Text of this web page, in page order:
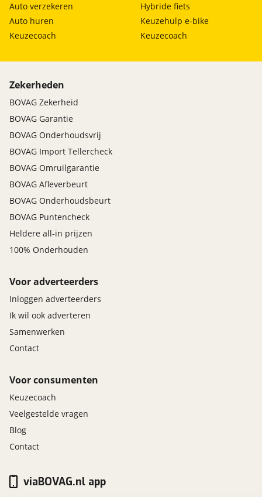
Auto verzekeren
Auto huren
Keuzecoach
Hybride fiets
Keuzehulp e-bike
Keuzecoach
Zekerheden
BOVAG Zekerheid
BOVAG Garantie
BOVAG Onderhoudsvrij
BOVAG Import Tellercheck
BOVAG Omruilgarantie
BOVAG Afleverbeurt
BOVAG Onderhoudsbeurt
BOVAG Puntencheck
Heldere all-in prijzen
100% Onderhouden
Voor adverteerders
Inloggen adverteerders
Ik wil ook adverteren
Samenwerken
Contact
Voor consumenten
Keuzecoach
Veelgestelde vragen
Blog
Contact
viaBOVAG.nl app